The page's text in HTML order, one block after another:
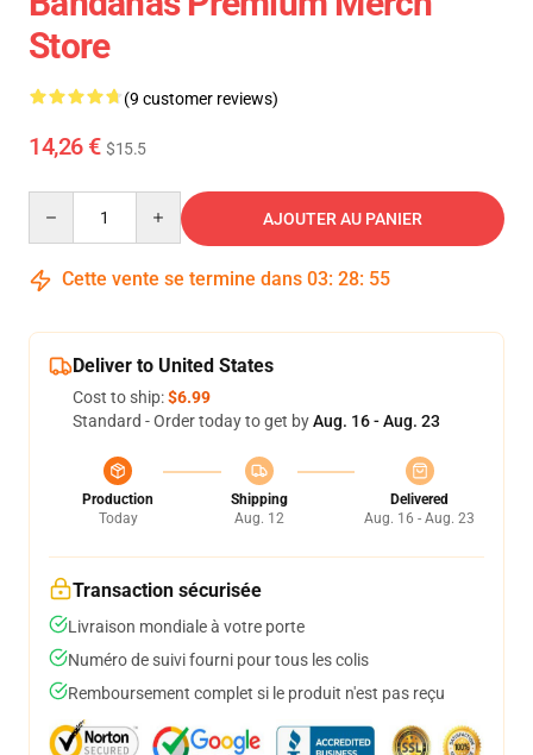
Store
(9 customer reviews)
14,26 € $15.5
AJOUTER AU PANIER
Cette vente se termine dans 03: 28: 54
Deliver to United States
Cost to ship:$6.99
Standard - Order today to get byAug. 16 - Aug. 23
Production
Today
Shipping
Aug. 12
Delivered
Aug. 16 - Aug. 23
Transaction sécurisée
Livraison mondiale à votre porte
Numéro de suivi fourni pour tous les colis
Remboursement complet si le produit n'est pas reçu